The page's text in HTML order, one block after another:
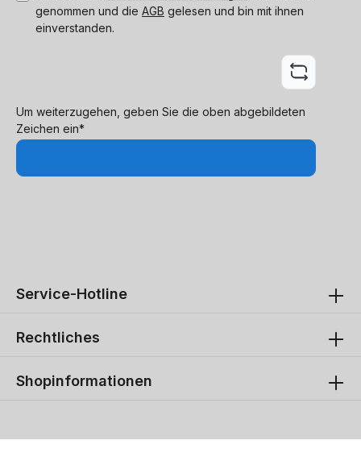
genommen und die AGB gelesen und bin mit ihnen
einverstanden.
Um weiterzugehen, geben Sie die oben abgebildeten
Zeichen ein*
Service-Hotline
Rechtliches
Shopinformationen